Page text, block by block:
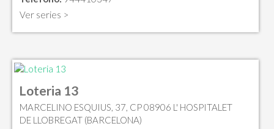
Ver series >
Loteria 13
MARCELINO ESQUIUS, 37, CP 08906 L' HOSPITALET
DE LLOBREGAT (BARCELONA)